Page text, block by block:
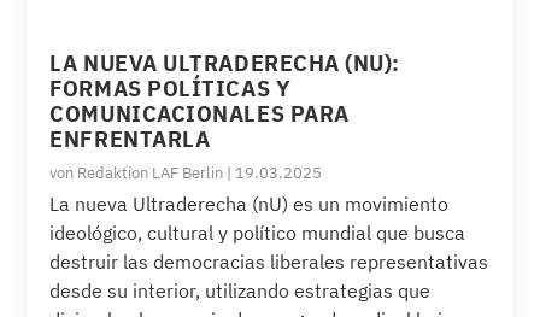
LA NUEVA ULTRADERECHA (NU):
FORMAS POLÍTICAS Y
COMUNICACIONALES PARA
ENFRENTARLA
von Redaktion LAF Berlin | 19.03.2025
La nueva Ultraderecha (nU) es un movimiento
ideológico, cultural y político mundial que busca
destruir las democracias liberales representativas
desde su interior, utilizando estrategias que